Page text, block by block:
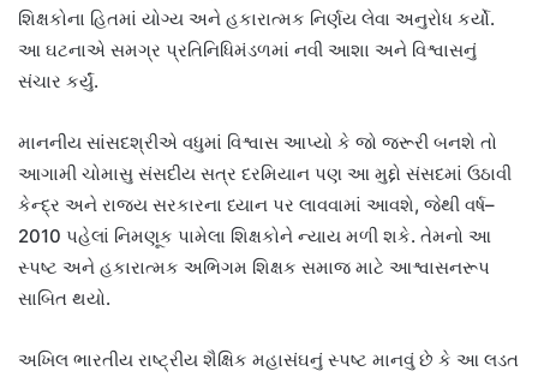
શિક્ષકોના હિતમાં યોગ્ય અને હકારાત્મક નિર્ણય લેવા અનુરોધ કર્યો.
આ ઘટનાએ સમગ્ર પ્રતિનિધિમંડળમાં નવી આશા અને વિશ્વાસનું
સંચાર કર્યું.
માનનીય સાંસદશ્રીએ વધુમાં વિશ્વાસ આપ્યો કે જો જરૂરી બનશે તો
આગામી ચોમાસુ સંસદીય સત્ર દરમિયાન પણ આ મુદ્દો સંસદમાં ઉઠાવી
કેન્દ્ર અને રાજ્ય સરકારના ધ્યાન પર લાવવામાં આવશે, જેથી વર્ષ–
2010 પહેલાં નિમણૂક પામેલા શિક્ષકોને ન્યાય મળી શકે. તેમનો આ
સ્પષ્ટ અને હકારાત્મક અભિગમ શિક્ષક સમાજ માટે આશ્વાસનરૂપ
સાબિત થયો.
અખિલ ભારતીય રાષ્ટ્રીય શૈક્ષિક મહાસંઘનું સ્પષ્ટ માનવું છે કે આ લડત